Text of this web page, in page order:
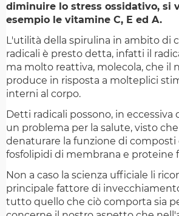
diminuire lo stress ossidativo, si
esempio le vitamine C, E ed A.
L'utilità della spirulina in ambito di
radicali è presto detta, infatti il
ma molto reattiva, molecola, che il
produce in risposta a molteplici
interni al corpo.
Detti radicali possono, in
un problema per la salute, visto
denaturare la funzione di composti
fosfolipidi di membrana e proteine
Non a caso la scienza ufficiale li
principale fattore di
tutto quello che ciò comporta sia